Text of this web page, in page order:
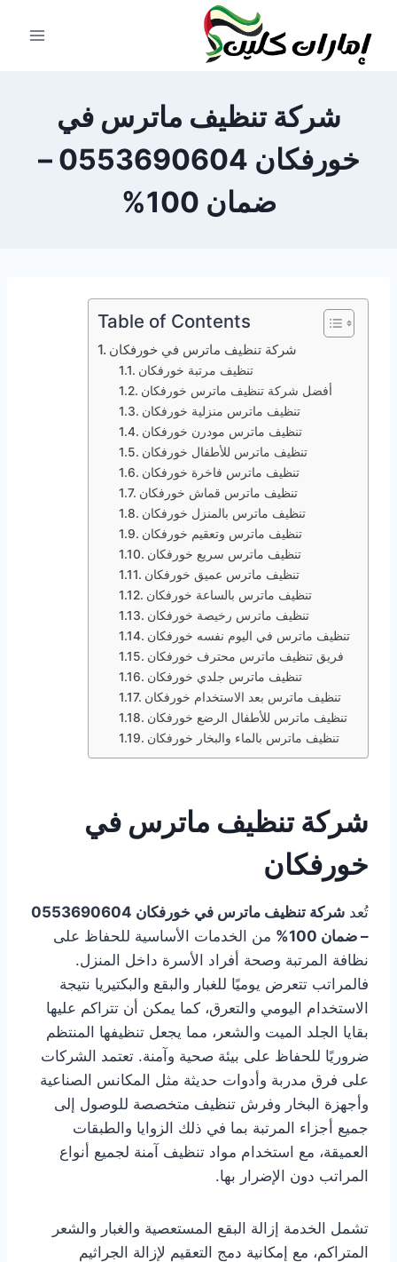
المحتوى
شركة تنظيف ماترس في
خورفكان 0553690604 –
ضمان 100%
Table of Contents
شركة تنظيف ماترس في خورفكان
تنظيف مرتبة خورفكان
أفضل شركة تنظيف ماترس خورفكان
تنظيف ماترس منزلية خورفكان
تنظيف ماترس مودرن خورفكان
تنظيف ماترس للأطفال خورفكان
تنظيف ماترس فاخرة خورفكان
تنظيف ماترس قماش خورفكان
تنظيف ماترس بالمنزل خورفكان
تنظيف ماترس وتعقيم خورفكان
تنظيف ماترس سريع خورفكان
تنظيف ماترس عميق خورفكان
تنظيف ماترس بالساعة خورفكان
تنظيف ماترس رخيصة خورفكان
تنظيف ماترس في اليوم نفسه خورفكان
فريق تنظيف ماترس محترف خورفكان
تنظيف ماترس جلدي خورفكان
تنظيف ماترس بعد الاستخدام خورفكان
تنظيف ماترس للأطفال الرضع خورفكان
تنظيف ماترس بالماء والبخار خورفكان
شركة تنظيف ماترس في
خورفكان
تُعد
شركة تنظيف ماترس في خورفكان 0553690604
– ضمان 100%
من الخدمات الأساسية للحفاظ على
نظافة المرتبة وصحة أفراد الأسرة داخل المنزل.
فالمراتب تتعرض يوميًا للغبار والبقع والبكتيريا نتيجة
الاستخدام اليومي والتعرق، كما يمكن أن تتراكم عليها
بقايا الجلد الميت والشعر، مما يجعل تنظيفها المنتظم
ضروريًا للحفاظ على بيئة صحية وآمنة. تعتمد الشركات
على فرق مدربة وأدوات حديثة مثل المكانس الصناعية
وأجهزة البخار وفرش تنظيف متخصصة للوصول إلى
جميع أجزاء المرتبة بما في ذلك الزوايا والطبقات
العميقة، مع استخدام مواد تنظيف آمنة لجميع أنواع
المراتب دون الإضرار بها.
تشمل الخدمة إزالة البقع المستعصية والغبار والشعر
المتراكم، مع إمكانية دمج التعقيم لإزالة الجراثيم